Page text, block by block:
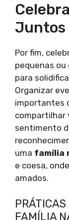
Juntos
Por fim,
pequenas ou
para
Organizar
importantes
compartilhar
sentimento
uma família
e coesa,
amados.
FAMÍLIA